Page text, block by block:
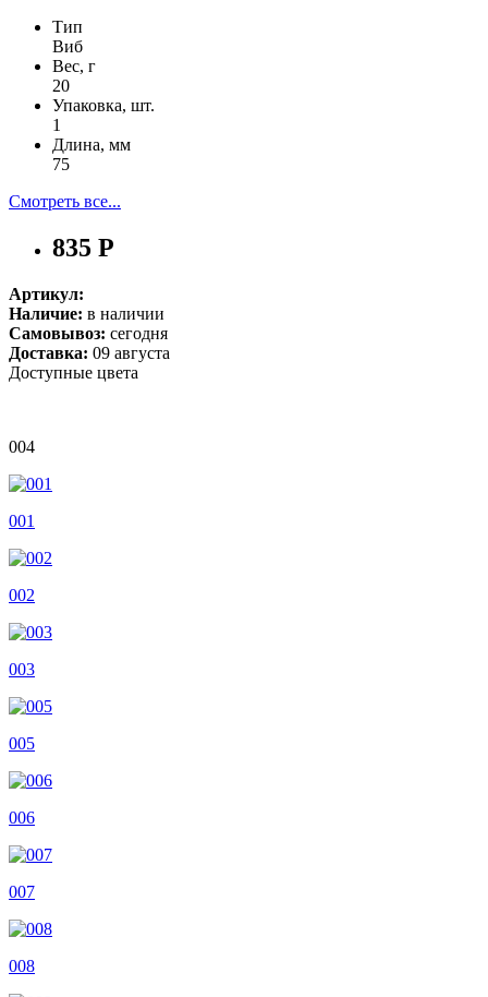
Тип
Виб
Вес, г
20
Упаковка, шт.
1
Длина, мм
75
Смотреть все...
835 Р
Артикул:
Наличие: в наличии
Самовывоз: сегодня
Доставка: 09 августа
Доступные цвета
004
001
002
003
005
006
007
008